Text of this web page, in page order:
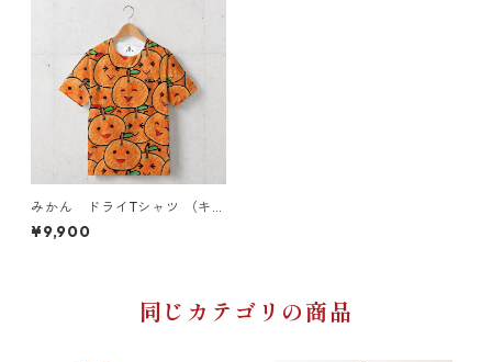
みかん ドライTシャツ （キッ
ズ〜大人XL）
¥9,900
同じカテゴリの商品